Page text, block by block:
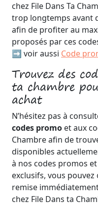
chez File Dans Ta
trop longtemps avant
afin de profiter au
proposés par ces
➡️ voir aussi Code
Trouvez des
ta chambre
achat
N’hésitez pas à
codes promo et aux
Chambre afin de
disponibles
à nos codes promos
exclusifs, vous pouvez
remise
chez File Dans ta